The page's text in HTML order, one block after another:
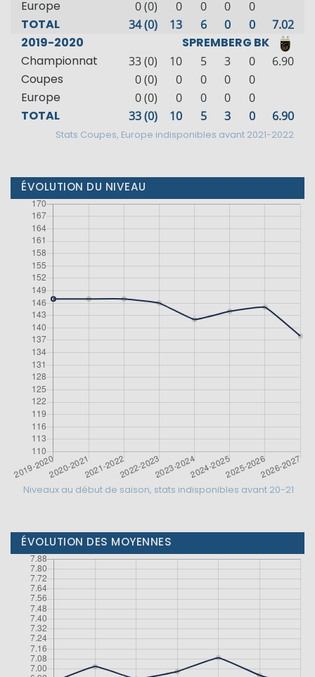
Europe 0 (0) 0 0 0 0
TOTAL 34 (0) 13 6 0 0 7.02
2019-2020
SPREMBERG BK
Championnat
33 (0) 10 5 3 0 6.90
Coupes 0 (0) 0 0 0 0
Europe 0 (0) 0 0 0 0
TOTAL 33 (0) 10 5 3 0 6.90
Stats Coupes, Europe indisponibles avant 2021-2022
ÉVOLUTION DU NIVEAU
Niveaux au début de saison, stats indisponibles avant 20-21
ÉVOLUTION DES MOYENNES